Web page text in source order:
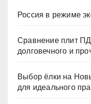
Россия в режиме
Сравнение плит
долговечного и
Выбор ёлки на
для идеального